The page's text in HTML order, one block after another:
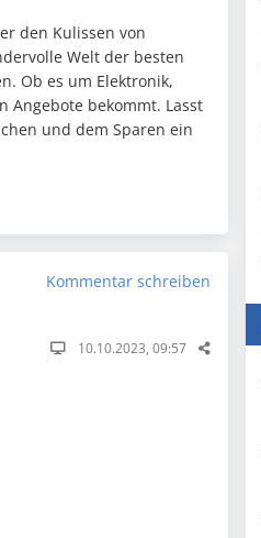
den Kulissen von
Welt der besten
Ob es um Elektronik,
Angebote bekommt. Lasst
und dem Sparen ein
Kommentar schreiben
10.10.2023, 09:57